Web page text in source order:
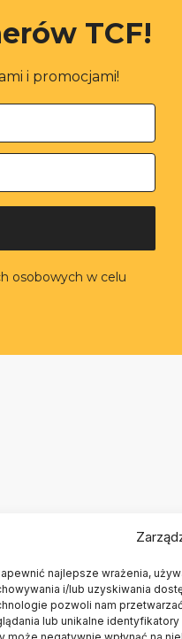
najlepsze wrażenia,
i/lub uzyskiwania
pozwoli nam
lub unikalne
TCF!
i promocjami!
osobowych w celu